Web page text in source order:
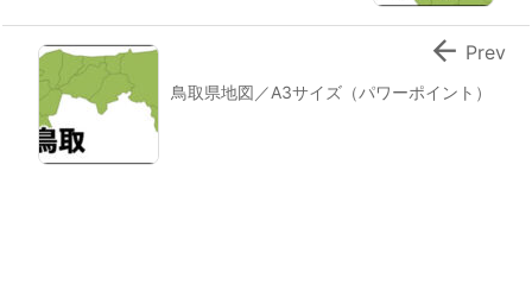
鳥取県地図／A3サイズ（パワーポイント）
 Prev